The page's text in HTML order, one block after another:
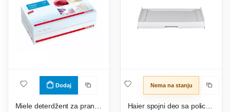
Dodaj Nema na stanju